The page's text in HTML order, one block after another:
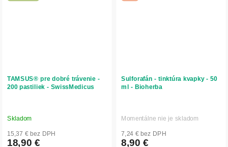
TAMSUS® pre dobré trávenie -
200 pastiliek - SwissMedicus
Skladom
15,37 € bez DPH
18,90 €
Sulforafán - tinktúra kvapky - 50
ml - Bioherba
Momentálne nie je skladom
7,24 € bez DPH
8,90 €